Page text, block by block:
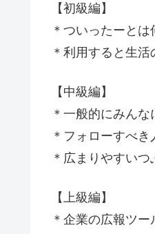
【初級編】
＊ついったーと
＊利用すると生
【中級編】
＊一般的にみん
＊フォローすべ
＊広まりやすいつ
【上級編】
＊企業の広報ツー